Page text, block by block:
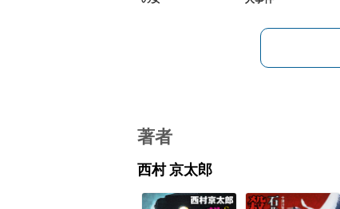
著者
西村 京太郎